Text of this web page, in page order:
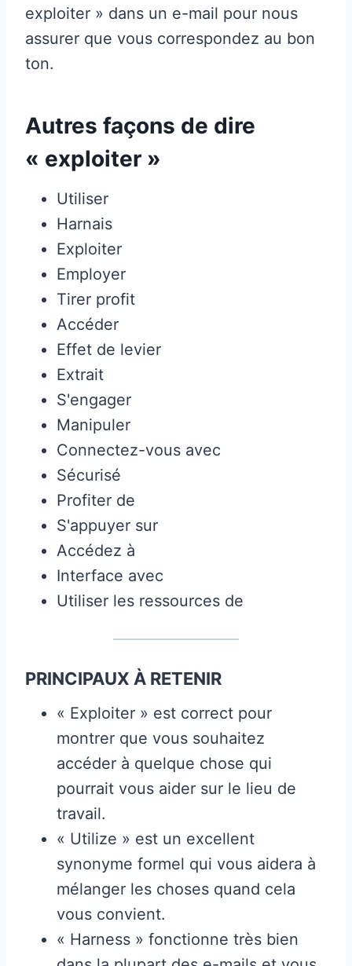
exploiter » dans un e-mail pour nous
assurer que vous correspondez au bon
ton.
Autres façons de dire
« exploiter »
Utiliser
Harnais
Exploiter
Employer
Tirer profit
Accéder
Effet de levier
Extrait
S'engager
Manipuler
Connectez-vous avec
Sécurisé
Profiter de
S'appuyer sur
Accédez à
Interface avec
Utiliser les ressources de
PRINCIPAUX À RETENIR
« Exploiter » est correct pour
montrer que vous souhaitez
accéder à quelque chose qui
pourrait vous aider sur le lieu de
travail.
« Utilize » est un excellent
synonyme formel qui vous aidera à
mélanger les choses quand cela
vous convient.
« Harness » fonctionne très bien